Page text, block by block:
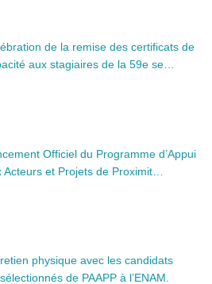
de la remise des certificats de
aux stagiaires de la 59e se…
Officiel du Programme d’Appui
Acteurs et Projets de Proximit…
physique avec les candidats
de PAAPP à l’ENAM.